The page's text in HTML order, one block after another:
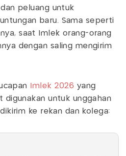
peluang untuk
baru. Sama seperti
saat Imlek orang-orang
dengan saling mengirim
Imlek 2026 yang
untuk unggahan
ke rekan dan kolega: